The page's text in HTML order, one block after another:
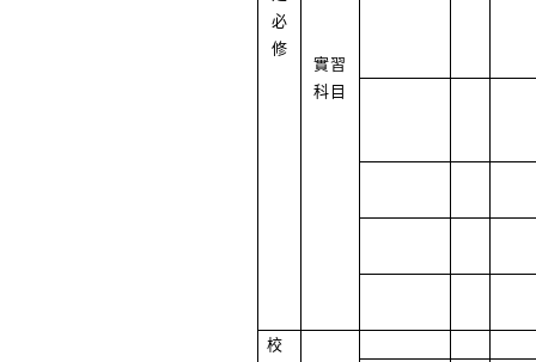
必
修
實習
科目
校